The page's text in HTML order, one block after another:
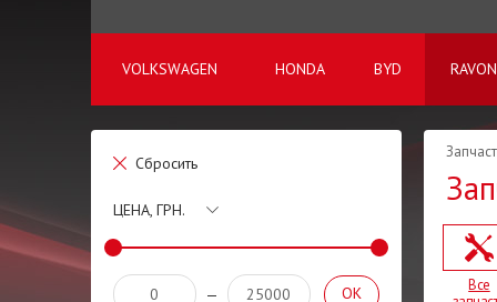
VOLKSWAGEN HONDA BYD RAVON
Сбросить
ЦЕНА, ГРН.
— OK
Все